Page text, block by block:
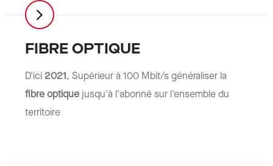
FIBRE OPTIQUE
D'ici 2021, Supérieur à 100 Mbit/s généraliser la
fibre optique jusqu'à l'abonné sur l'ensemble du
territoire